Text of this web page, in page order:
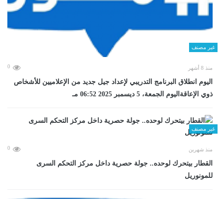
غير مصنف
منذ 8 أشهر 0
اليوم انطلاق البرنامج التدريبي لإعداد جيل جديد من الإعلاميين للأشخاص
ذوي الإعاقةاليوم الجمعة، 5 ديسمبر 2025 06:52 مـ
غير مصنف
منذ شهرين 0
القطار بيتحرك لوحده.. جولة حصرية داخل مركز التحكم السرى
للمونوريل